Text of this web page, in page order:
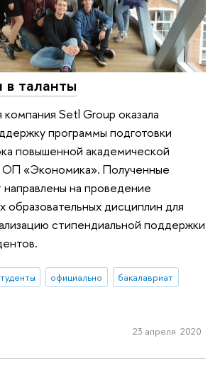
таланты
Setl Group оказала
программы подготовки
повышенной академической
«Экономика». Полученные
направлены на проведение
образовательных дисциплин для
стипендиальной поддержки
официально
бакалавриат
23 апреля 2020